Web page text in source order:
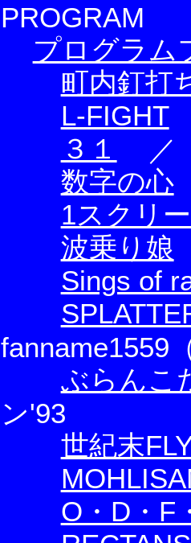
PROGRAM
プログラム
町内釘打
L-FIGHT
３１
／
数字の心
1スクリ
波乗り娘
Sings of
fanname1559
ぶらんこ
ン'93
世紀末
O・D・F